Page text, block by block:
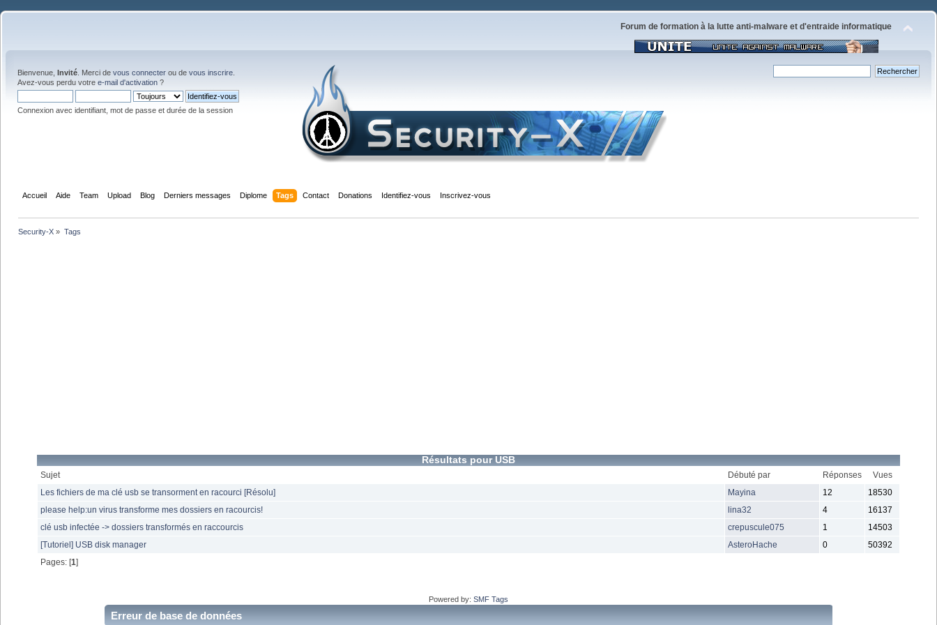
Forum de formation à la lutte anti-malware et d'entraide informatique
Bienvenue, Invité . Merci de vous connecter ou de vous inscrire
Avez-vous perdu votre e-mail d'activation ?
Connexion avec identifiant, mot de passe et durée de la session
Accueil Aide Team Upload Blog Derniers messages Diplome Tags Contact Donations Identifiez-vous Inscrivez-vous
Security-X » Tags
Résultats pour USB
Sujet Débuté par Réponses
Vues
Les fichiers de ma clé usb se transorment en racourci [Résolu]
Mayina 12
18530
please help:un virus transforme mes dossiers en racourcis!
lina32 4
16137
clé usb infectée -> dossiers transformés en raccourcis
crepuscule075 1
14503
[Tutoriel] USB disk manager
AsteroHache 0
50392
Pages: [1]
Powered by: SMF Tags
Erreur de base de données